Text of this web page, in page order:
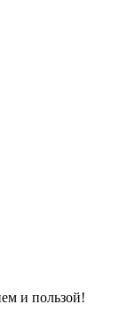
и пользой!